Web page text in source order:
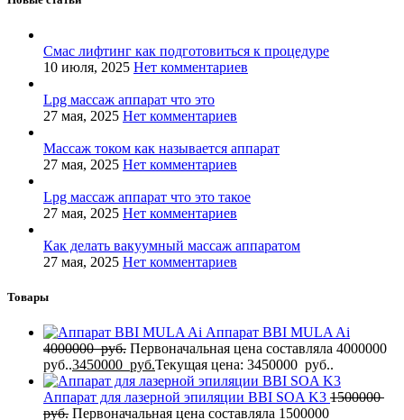
Смас лифтинг как подготовиться к процедуре
10 июля, 2025 Нет комментариев
Lpg массаж аппарат что это
27 мая, 2025 Нет комментариев
Массаж током как называется аппарат
27 мая, 2025 Нет комментариев
Lpg массаж аппарат что это такое
27 мая, 2025 Нет комментариев
Как делать вакуумный массаж аппаратом
27 мая, 2025 Нет комментариев
Товары
Аппарат BBI MULA Ai
4000000руб. Первоначальная цена составляла 4000000
руб..3450000 руб.Текущая цена: 3450000 руб..
Аппарат для лазерной эпиляции BBI SOA K3 1500000
руб. Первоначальная цена составляла 1500000